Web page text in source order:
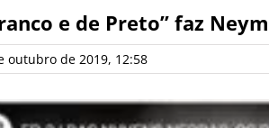
e de Preto” faz
outubro de 2019, 12:58